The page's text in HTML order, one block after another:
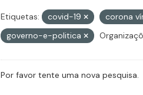
Etiquetas: covid-19 corona
governo-e-politica
Por favor tente uma nova pesquisa.